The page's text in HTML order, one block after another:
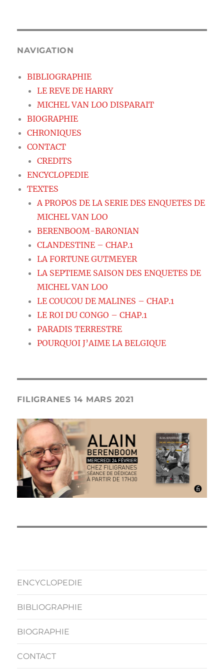
NAVIGATION
BIBLIOGRAPHIE
LE REVE DE HARRY
MICHEL VAN LOO DISPARAIT
BIOGRAPHIE
CHRONIQUES
CONTACT
CREDITS
ENCYCLOPEDIE
TEXTES
A PROPOS DE LA SERIE DES ENQUETES DE
MICHEL VAN LOO
BERENBOOM-BARONIAN
CLANDESTINE – CHAP.1
LA FORTUNE GUTMEYER
LA SEPTIEME SAISON DES ENQUETES DE
MICHEL VAN LOO
LE COUCOU DE MALINES – CHAP.1
LE ROI DU CONGO – CHAP.1
PARADIS TERRESTRE
POURQUOI J’AIME LA BELGIQUE
FILIGRANES 14 MARS 2021
ENCYCLOPEDIE
BIBLIOGRAPHIE
BIOGRAPHIE
CONTACT